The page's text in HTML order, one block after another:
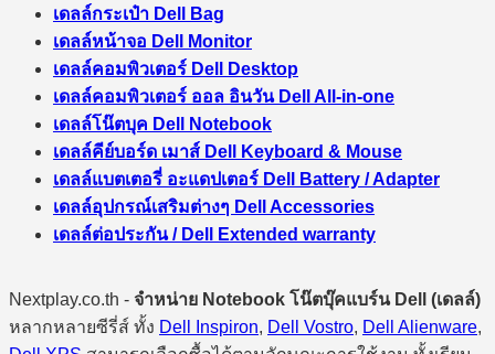
เดลล์กระเป๋า Dell Bag
เดลล์หน้าจอ Dell Monitor
เดลล์คอมพิวเตอร์ Dell Desktop
เดลล์คอมพิวเตอร์ ออล อินวัน Dell All-in-one
เดลล์โน๊ตบุค Dell Notebook
เดลล์คีย์บอร์ด เมาส์ Dell Keyboard & Mouse
เดลล์แบตเตอรี่ อะแดปเตอร์ Dell Battery / Adapter
เดลล์อุปกรณ์เสริมต่างๆ Dell Accessories
เดลล์ต่อประกัน / Dell Extended warranty
Nextplay.co.th - จำหน่าย Notebook โน๊ตบุ๊คแบร์น Dell (เดลล์)
หลากหลายซีรี่ส์ ทั้ง Dell Inspiron, Dell Vostro, Dell Alienware,